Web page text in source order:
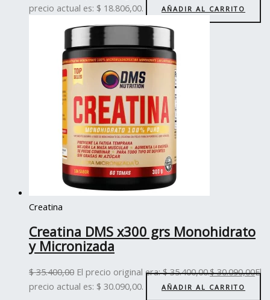
precio actual es: $ 18.806,00.
AÑADIR AL CARRITO
Creatina
Creatina DMS x300 grs Monohidrato
y Micronizada
$35.400,00 El precio original era: $ 35.400,00.$30.090,00El
precio actual es: $ 30.090,00.
AÑADIR AL CARRITO